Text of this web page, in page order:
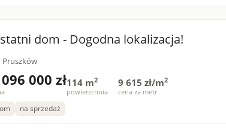
dom - Dogodna lokalizacja!
Pruszków
000 zł114 m2
powierzchnia
9 615 zł/m2
cena za metr
na sprzedaż